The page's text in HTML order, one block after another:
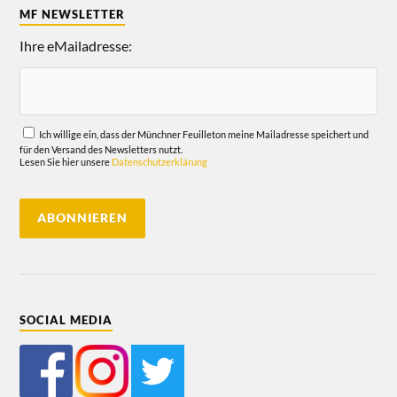
MF NEWSLETTER
Ihre eMailadresse:
Ich willige ein, dass der Münchner Feuilleton meine Mailadresse speichert und
für den Versand des Newsletters nutzt.
Lesen Sie hier unsere Datenschutzerklärung
SOCIAL MEDIA